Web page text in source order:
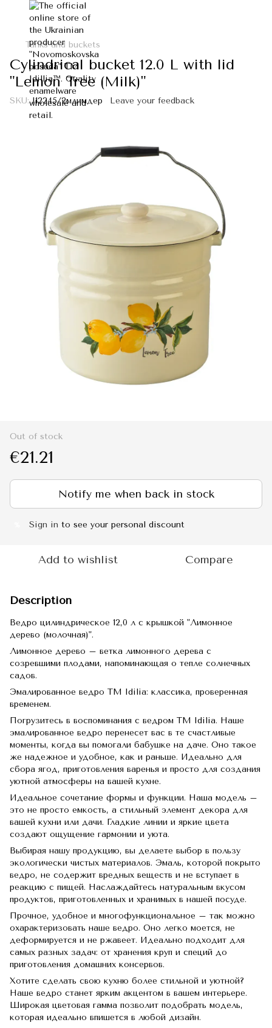
Tanks and buckets
Cylindrical bucket 12.0 L with lid
"Lemon Tree (Milk)"
SKU:I12245/2млимдер Leave your feedback
Out of stock
€21.21
Notify me when back in stock
Sign in to see your personal discount
Add to wishlist Compare
Description
Ведро цилиндрическое 12,0 л с крышкой "Лимонное
дерево (молочная)".
Лимонное дерево – ветка лимонного дерева с
созревшими плодами, напоминающая о тепле солнечных
садов.
Эмалированное ведро TM Idilia: классика, проверенная
временем.
Погрузитесь в воспоминания с ведром TM Idilia. Наше
эмалированное ведро перенесет вас в те счастливые
моменты, когда вы помогали бабушке на даче. Оно такое
же надежное и удобное, как и раньше. Идеально для
сбора ягод, приготовления варенья и просто для создания
уютной атмосферы на вашей кухне.
Идеальное сочетание формы и функции. Наша модель –
это не просто емкость, а стильный элемент декора для
вашей кухни или дачи. Гладкие линии и яркие цвета
создают ощущение гармонии и уюта.
Выбирая нашу продукцию, вы делаете выбор в пользу
экологически чистых материалов. Эмаль, которой покрыто
ведро, не содержит вредных веществ и не вступает в
реакцию с пищей. Наслаждайтесь натуральным вкусом
продуктов, приготовленных и хранимых в нашей посуде.
Прочное, удобное и многофункциональное – так можно
охарактеризовать наше ведро. Оно легко моется, не
деформируется и не ржавеет. Идеально подходит для
самых разных задач: от хранения круп и специй до
приготовления домашних консервов.
Хотите сделать свою кухню более стильной и уютной?
Наше ведро станет ярким акцентом в вашем интерьере.
Широкая цветовая гамма позволит подобрать модель,
которая идеально впишется в любой дизайн.